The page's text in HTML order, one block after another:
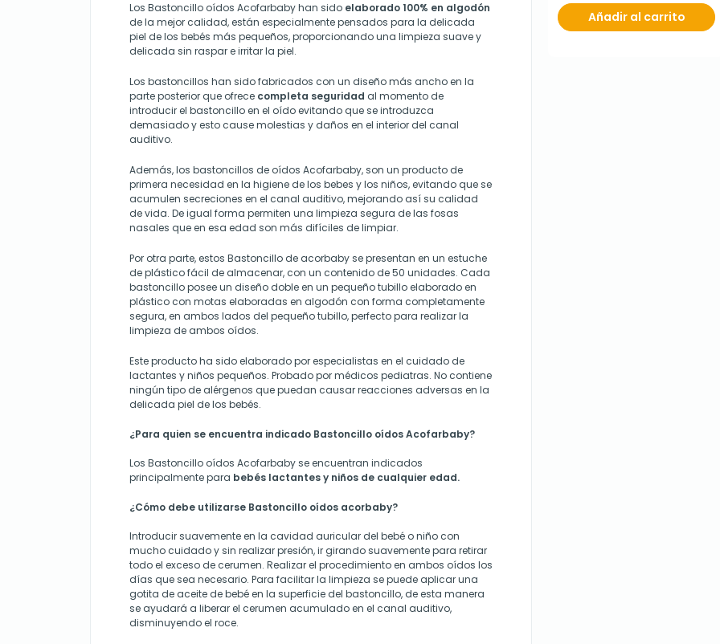
Los Bastoncillo oídos Acofarbaby han sido elaborado 100% en algodón
de la mejor calidad, están especialmente pensados para la delicada
piel de los bebés más pequeños, proporcionando una limpieza suave y
delicada sin raspar e irritar la piel.
Los bastoncillos han sido fabricados con un diseño más ancho en la
parte posterior que ofrece completa seguridad al momento de
introducir el bastoncillo en el oído evitando que se introduzca
demasiado y esto cause molestias y daños en el interior del canal
auditivo.
Además, los bastoncillos de oídos Acofarbaby, son un producto de
primera necesidad en la higiene de los bebes y los niños, evitando que se
acumulen secreciones en el canal auditivo, mejorando así su calidad
de vida. De igual forma permiten una limpieza segura de las fosas
nasales que en esa edad son más difíciles de limpiar.
Por otra parte, estos Bastoncillo de acorbaby se presentan en un estuche
de plástico fácil de almacenar, con un contenido de 50 unidades. Cada
bastoncillo posee un diseño doble en un pequeño tubillo elaborado en
plástico con motas elaboradas en algodón con forma completamente
segura, en ambos lados del pequeño tubillo, perfecto para realizar la
limpieza de ambos oídos.
Este producto ha sido elaborado por especialistas en el cuidado de
lactantes y niños pequeños. Probado por médicos pediatras. No contiene
ningún tipo de alérgenos que puedan causar reacciones adversas en la
delicada piel de los bebés.
¿Para quien se encuentra indicado Bastoncillo oídos Acofarbaby?
Los Bastoncillo oídos Acofarbaby se encuentran indicados
principalmente para bebés lactantes y niños de cualquier edad.
¿Cómo debe utilizarse Bastoncillo oídos acorbaby?
Introducir suavemente en la cavidad auricular del bebé o niño con
mucho cuidado y sin realizar presión, ir girando suavemente para retirar
todo el exceso de cerumen. Realizar el procedimiento en ambos oídos los
días que sea necesario. Para facilitar la limpieza se puede aplicar una
gotita de aceite de bebé en la superficie del bastoncillo, de esta manera
se ayudará a liberar el cerumen acumulado en el canal auditivo,
disminuyendo el roce.
Añadir al carrito